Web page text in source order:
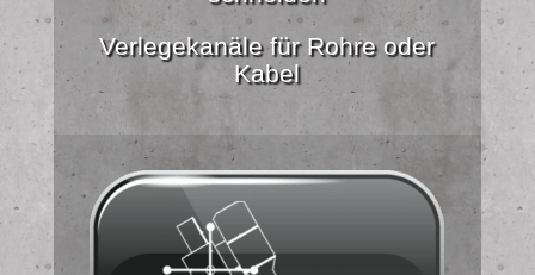
Verlegekanäle für Rohre oder
Kabel